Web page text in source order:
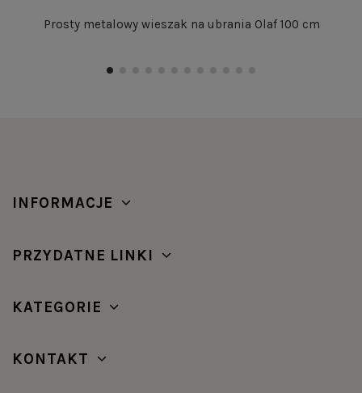
Prosty metalowy wieszak na ubrania Olaf 100 cm
INFORMACJE
PRZYDATNE LINKI
KATEGORIE
KONTAKT